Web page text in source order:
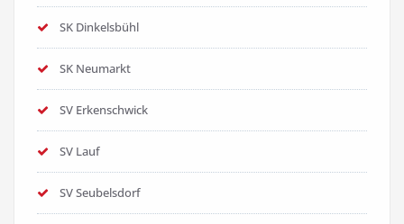
SK Dinkelsbühl
SK Neumarkt
SV Erkenschwick
SV Lauf
SV Seubelsdorf